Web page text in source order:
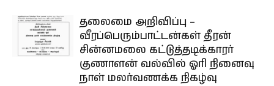
தலைமை அறிவிப்பு –
வீரப்பெரும்பாட்டன்கள் தீரன்
சின்னமலை கட்டுத்தடிக்காரர்
குணாளன் வல்வில் ஓரி நினைவு
நாள் மலர்வணக்க நிகழ்வு